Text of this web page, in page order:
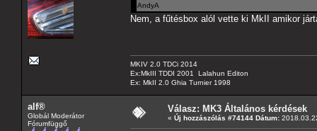
AndyA
Nem, a fűtésbox alól vette ki MkII amikor
MKIV 2.0 TDCi 2014
Ex:MkIII TDDI 2001 Lalahun Editon
Ex: MkII 2.0 Ghia Turnier 1998
alf®
Globál Moderátor
Fórumfüggő
Válasz: MK3 Általános kérdések
« Új hozzászólás #74144 Dátum: